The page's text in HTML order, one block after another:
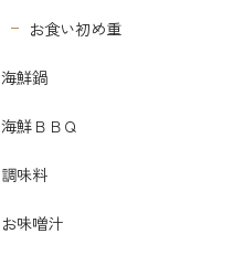
お食い初め重
海鮮鍋
海鮮ＢＢＱ
調味料
お味噌汁